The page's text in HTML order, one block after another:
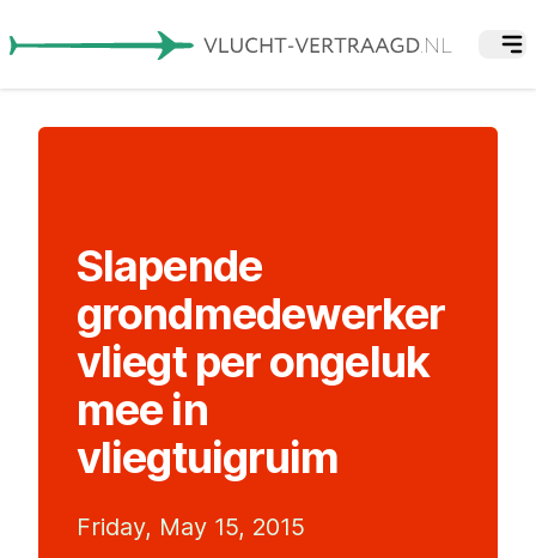
Slapende
grondmedewerker
vliegt per ongeluk
mee in
vliegtuigruim
Friday, May 15, 2015